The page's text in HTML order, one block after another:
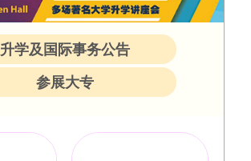
升学及国际事务公告
参展大专